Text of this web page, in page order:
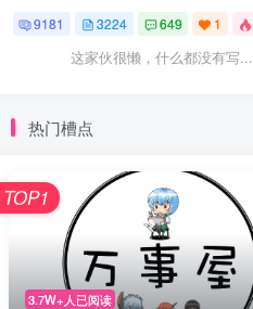
9181 3224 649 1
这家伙很懒，什么都没有写...
热门槽点
3.7W+人已阅读
TOP1